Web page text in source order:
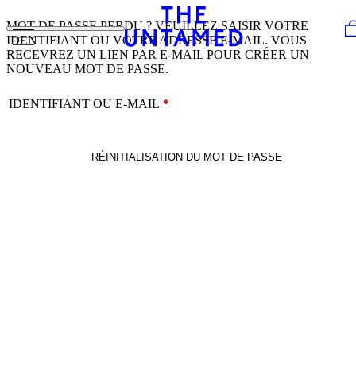
MOT DE PASSE PERDU ? VEUILLEZ SAISIR VOTRE
IDENTIFIANT OU VOTRE ADRESSE E-MAIL. VOUS
RECEVREZ UN LIEN PAR E-MAIL POUR CRÉER UN
NOUVEAU MOT DE PASSE.
IDENTIFIANT OU E-MAIL *OBLIGATOIRE
RÉINITIALISATION DU MOT DE PASSE